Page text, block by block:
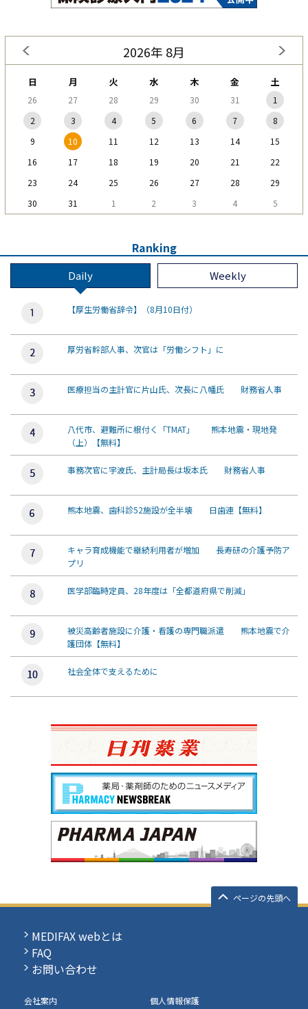
2026年 8月
日 月 火 水 木 金 土
26 27 28 29 30 31
1
2
3 4 5 6 7
8
9
10 11 12 13 14
15
16
17 18 19 20 21
22
23
24 25 26 27 28
29
30
31 1 2 3 4 5
Ranking
Daily Weekly
【厚生労働省辞令】（8月10日付）
厚労省幹部人事、次官は「労働シフト」に
医療担当の主計官に片山氏、次長に八幡氏 財務省人事
八代市、避難所に根付く「TMAT」 熊本地震・現地発
（上）【無料】
事務次官に宇波氏、主計局長は坂本氏 財務省人事
熊本地震、歯科診52施設が全半壊 日歯連【無料】
キャラ育成機能で継続利用者が増加 長寿研の介護予防ア
プリ
医学部臨時定員、28年度は「全都道府県で削減」
被災高齢者施設に介護・看護の専門職派遣 熊本地震で介
護団体【無料】
社会全体で支えるために
ページの先頭へ
MEDIFAX webとは
FAQ
お問い合わせ
会社案内 個人情報保護